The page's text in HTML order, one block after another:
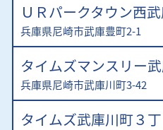
ＵＲパークタウン西
兵庫県尼崎市武庫豊町2-1
タイムズマンスリー
兵庫県尼崎市武庫川町3-42
タイムズ武庫川町３